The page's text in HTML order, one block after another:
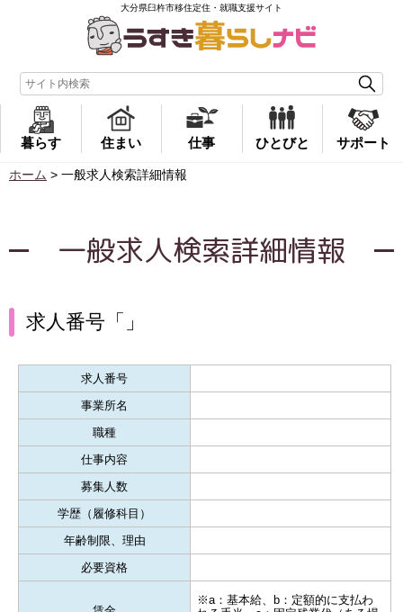
大分県臼杵市移住定住・就職支援サイト
暮らす 住まい 仕事 ひとびと サポート
ホーム > 一般求人検索詳細情報
一般求人検索詳細情報
求人番号「」
求人番号
事業所名
職種
仕事内容
募集人数
学歴（履修科目）
年齢制限、理由
必要資格
※a：基本給、b：定額的に支払わ